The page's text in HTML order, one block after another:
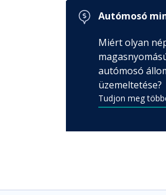
Kvaliwash vállalat
mosó nyitása, szerviz, termékek,
Autómosó
Miért olyan
autómosó
üzemeltetése?
Tudjon meg